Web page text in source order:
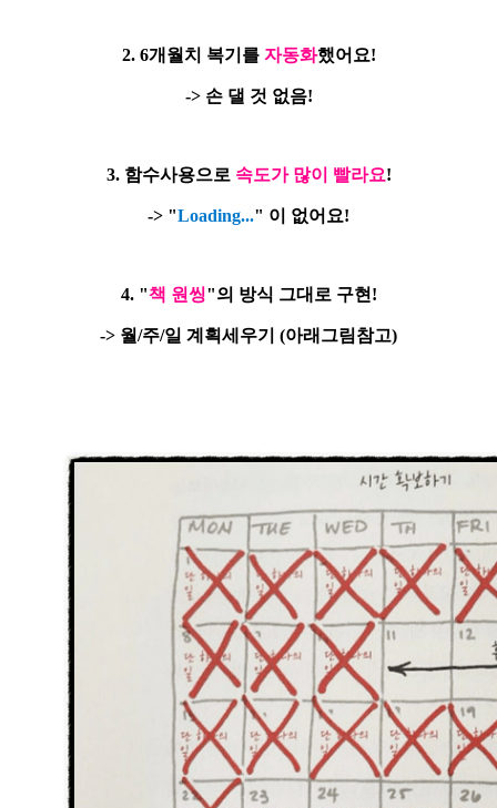
2. 6개월치 복기를 자동화했어요!
-> 손 댈 것 없음!
3. 함수사용으로 속도가 많이 빨라요!
-> "Loading..." 이 없어요!
4. "책 원씽"의 방식 그대로 구현!
-> 월/주/일 계획세우기 (아래그림참고)